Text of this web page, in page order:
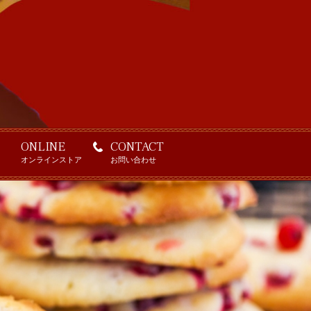
ONLINE
オンラインストア
CONTACT
お問い合わせ